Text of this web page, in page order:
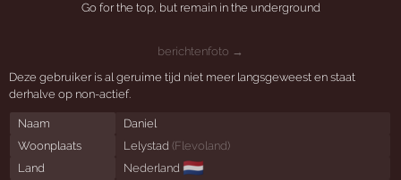
Go for the top, but remain in the underground
berichtenfoto →
Deze gebruiker is al geruime tijd niet meer langsgeweest en staat
derhalve op non-actief.
Naam
Daniel
Woonplaats
Lelystad (Flevoland)
Land
Nederland 🇳🇱